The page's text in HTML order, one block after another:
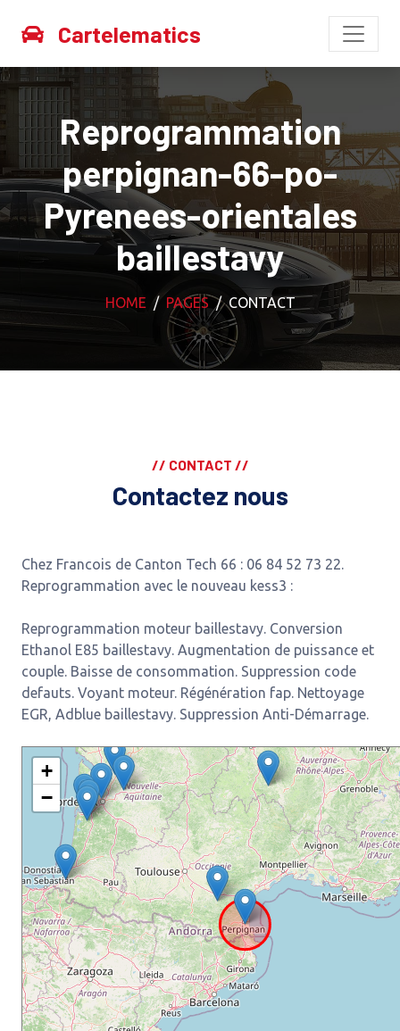
Cartelematics
Reprogrammation
perpignan-66-po-
Pyrenees-orientales
baillestavy
HOME PAGES CONTACT
// CONTACT //
Contactez nous
Chez Francois de Canton Tech 66 : 06 84 52 73 22.
Reprogrammation avec le nouveau kess3 :
Reprogrammation moteur baillestavy. Conversion
Ethanol E85 baillestavy. Augmentation de puissance et
couple. Baisse de consommation. Suppression code
defauts. Voyant moteur. Régénération fap. Nettoyage
EGR, Adblue baillestavy. Suppression Anti-Démarrage.
+
−